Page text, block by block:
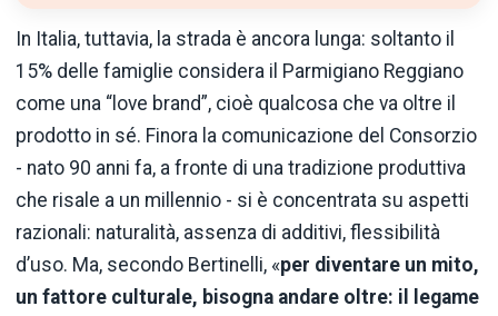
In Italia, tuttavia, la strada è ancora lunga: soltanto il
15% delle famiglie considera il Parmigiano Reggiano
come una “love brand”, cioè qualcosa che va oltre il
prodotto in sé. Finora la comunicazione del Consorzio
- nato 90 anni fa, a fronte di una tradizione produttiva
che risale a un millennio - si è concentrata su aspetti
razionali: naturalità, assenza di additivi, flessibilità
d’uso. Ma, secondo Bertinelli, «per diventare un mito,
un fattore culturale, bisogna andare oltre: il legame